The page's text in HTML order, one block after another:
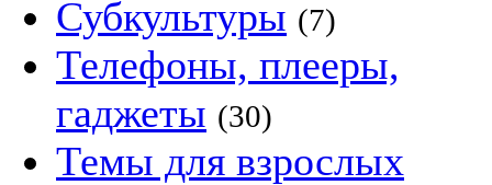
Субкультуры (7)
Телефоны, плееры,
гаджеты (30)
Темы для взрослых